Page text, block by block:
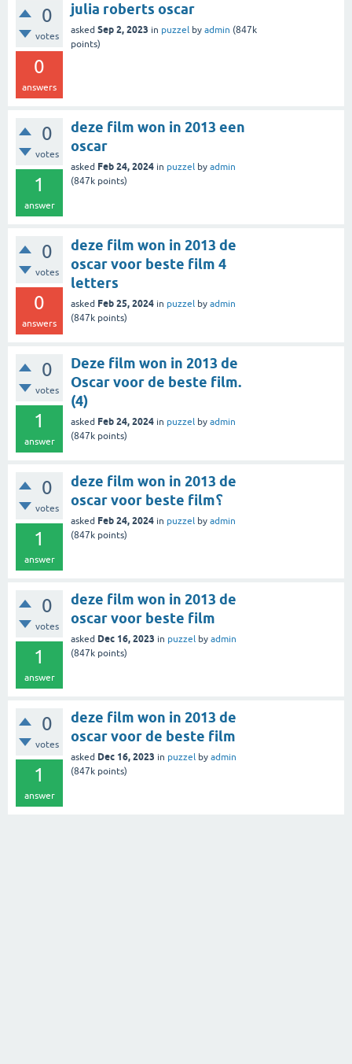
0
votes
0
answers
julia roberts oscar
asked Sep 2, 2023 in puzzel by admin (847k
points)
0
votes
1
answer
deze film won in 2013 een
oscar
asked Feb 24, 2024 in puzzel by admin
(847k points)
0
votes
0
answers
deze film won in 2013 de
oscar voor beste film 4
letters
asked Feb 25, 2024 in puzzel by admin
(847k points)
0
votes
1
answer
Deze film won in 2013 de
Oscar voor de beste film.
(4)
asked Feb 24, 2024 in puzzel by admin
(847k points)
0
votes
1
answer
deze film won in 2013 de
oscar voor beste film؟
asked Feb 24, 2024 in puzzel by admin
(847k points)
0
votes
1
answer
deze film won in 2013 de
oscar voor beste film
asked Dec 16, 2023 in puzzel by admin
(847k points)
0
votes
1
answer
deze film won in 2013 de
oscar voor de beste film
asked Dec 16, 2023 in puzzel by admin
(847k points)